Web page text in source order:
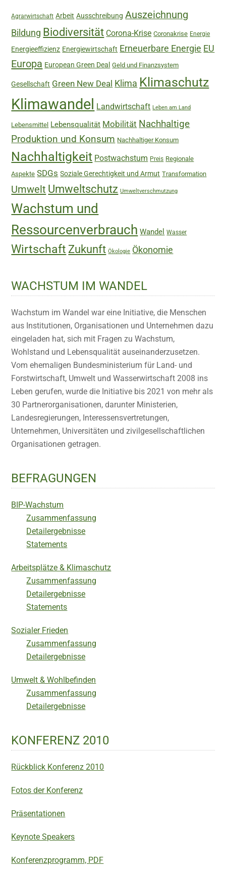
Agrarwirtschaft Arbeit Ausschreibung Auszeichnung
Bildung Biodiversität Corona-Krise Coronakrise Energie
Energieeffizienz Energiewirtschaft Erneuerbare Energie EU
Europa European Green Deal Geld und Finanzsystem
Gesellschaft Green New Deal Klima Klimaschutz
Klimawandel Landwirtschaft Leben am Land
Lebensmittel Lebensqualität Mobilität Nachhaltige
Produktion und Konsum Nachhaltiger Konsum
Nachhaltigkeit Postwachstum Preis Regionale
Aspekte SDGs Soziale Gerechtigkeit und Armut Transformation
Umwelt Umweltschutz Umweltverschmutzung
Wachstum und
Ressourcenverbrauch Wandel Wasser
Wirtschaft Zukunft Ökologie Ökonomie
WACHSTUM IM WANDEL
Wachstum im Wandel war eine Initiative, die Menschen
aus Institutionen, Organisationen und Unternehmen dazu
eingeladen hat, sich mit Fragen zu Wachstum,
Wohlstand und Lebensqualität auseinanderzusetzen.
Vom ehemaligen Bundesministerium für Land- und
Forstwirtschaft, Umwelt und Wasserwirtschaft 2008 ins
Leben gerufen, wurde die Initiative bis 2021 von mehr als
30 Partnerorganisationen, darunter Ministerien,
Landesregierungen, Interessensvertretungen,
Unternehmen, Universitäten und zivilgesellschaftlichen
Organisationen getragen.
BEFRAGUNGEN
BIP-Wachstum
Zusammenfassung
Detailergebnisse
Statements
Arbeitsplätze & Klimaschutz
Zusammenfassung
Detailergebnisse
Statements
Sozialer Frieden
Zusammenfassung
Detailergebnisse
Umwelt & Wohlbefinden
Zusammenfassung
Detailergebnisse
KONFERENZ 2010
Rückblick Konferenz 2010
Fotos der Konferenz
Präsentationen
Keynote Speakers
Konferenzprogramm, PDF